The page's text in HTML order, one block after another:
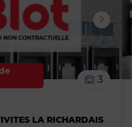
ou
le
des
3
LA RICHARDAIS